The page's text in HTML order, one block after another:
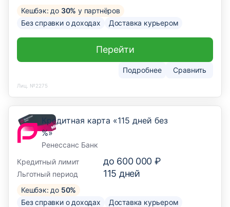
Кешбэк: до 30% у партнёров
Без справки о доходах
Доставка курьером
Подробнее Сравнить
Перейти
Лиц. №2275
Кредитная карта «115 дней без
%»
Ренессанс Банк
Кредитный лимит
до 600 000 ₽
Льготный период 115 дней
Кешбэк: до 50%
Без справки о доходах
Доставка курьером